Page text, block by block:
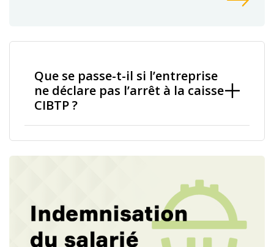
Que se passe-t-il si l’entreprise
ne déclare pas l’arrêt à la caisse
CIBTP ?